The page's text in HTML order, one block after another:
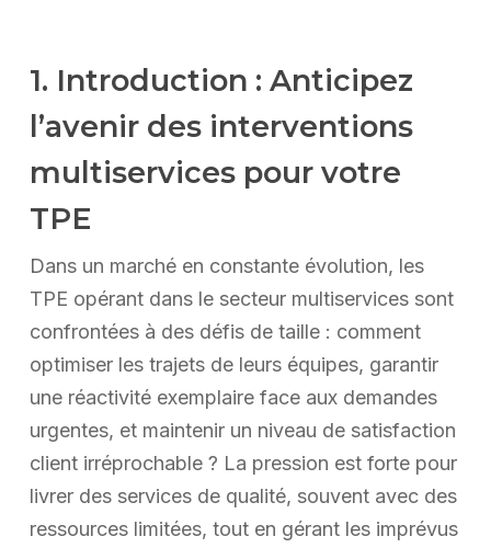
1. Introduction : Anticipez
l’avenir des interventions
multiservices pour votre
TPE
Dans un marché en constante évolution, les
TPE opérant dans le secteur multiservices sont
confrontées à des défis de taille : comment
optimiser les trajets de leurs équipes, garantir
une réactivité exemplaire face aux demandes
urgentes, et maintenir un niveau de satisfaction
client irréprochable ? La pression est forte pour
livrer des services de qualité, souvent avec des
ressources limitées, tout en gérant les imprévus